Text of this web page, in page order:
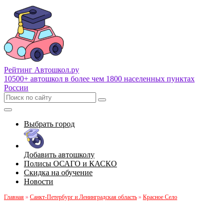
Рейтинг Автошкол.ру
10500+ автошкол в более чем 1800 населенных пунктах
России
Выбрать город
Добавить автошколу
Полисы ОСАГО и КАСКО
Скидка на обучение
Новости
Главная » Санкт-Петербург и Ленинградская область » Красное Село